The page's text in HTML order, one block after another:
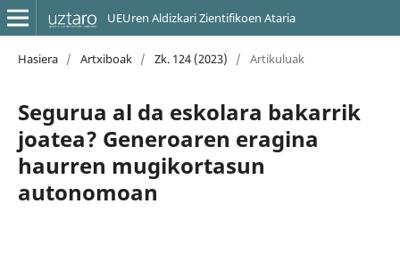
UEUren Aldizkari Zientifikoen Ataria
Hasiera / Artxiboak / Zk. 124 (2023) / Artikuluak
Segurua al da eskolara bakarrik
joatea? Generoaren eragina
haurren mugikortasun
autonomoan